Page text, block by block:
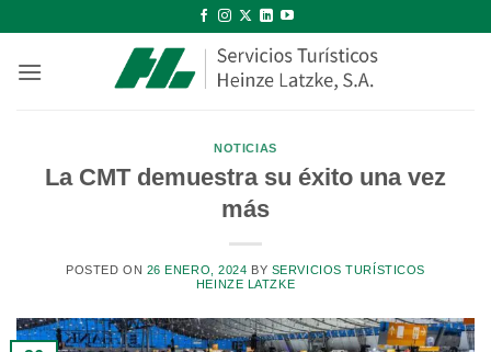
contenido
NOTICIAS
La CMT demuestra su éxito una vez
más
POSTED ON 26 ENERO, 2024 BY SERVICIOS TURÍSTICOS
HEINZE LATZKE